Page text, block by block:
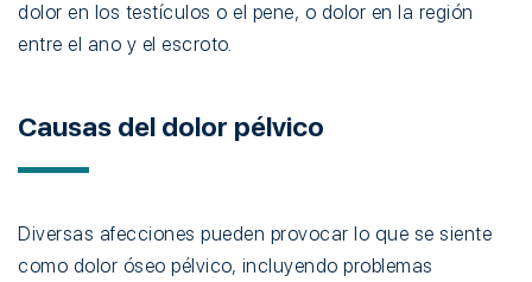
dolor en los testículos o el pene, o dolor en la región
entre el ano y el escroto.
Causas del dolor pélvico
Diversas afecciones pueden provocar lo que se siente
como dolor óseo pélvico, incluyendo problemas